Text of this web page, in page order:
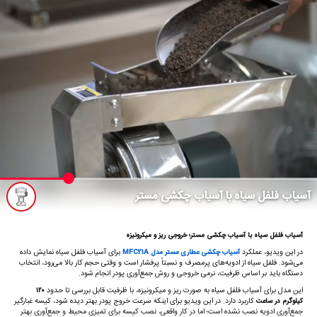
آسیاب فلفل سیاه با آسیاب چکشی مستر
آسیاب فلفل سیاه با آسیاب چکشی مستر؛ خروجی ریز و میکرونیزه
در این ویدیو، عملکردآسیاب چکشی عطاری مستر مدل MFC21A
برای آسیاب فلفل سیاه نمایش داده
می‌شود. فلفل سیاه از ادویه‌های پرمصرف و نسبتاً پرفشار است و وقتی حجم کار بالا می‌رود، انتخاب
دستگاه باید بر اساس ظرفیت، نرمی خروجی و روش جمع‌آوری پودر انجام شود.
این مدل برای آسیاب فلفل سیاه به صورت ریز و میکرونیزه، با ظرفیت قابل بررسی تا حدود۱۲۰
کیلوگرم در ساعتکاربرد دارد. در این ویدیو برای اینکه سرعت خروج پودر بهتر دیده شود، کیسه غبارگیر
جمع‌آوری ادویه نصب نشده است؛ اما در کار واقعی، نصب کیسه برای تمیزی محیط و جمع‌آوری بهتر